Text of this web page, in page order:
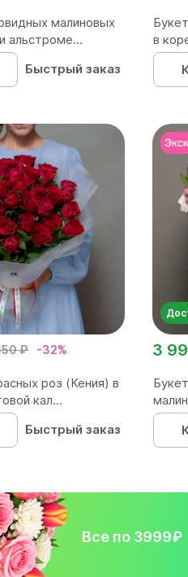
малиновых
альстроме...
Быстрый заказ
в
₽ -32%
роз (Кения) в
кал...
Быстрый заказ
3
Все по 3999₽